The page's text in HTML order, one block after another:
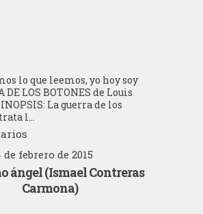
lo que leemos, yo hoy soy
DE LOS BOTONES de Louis
La guerra de los
l...
febrero de 2015
ángel (Ismael Contreras
Carmona)